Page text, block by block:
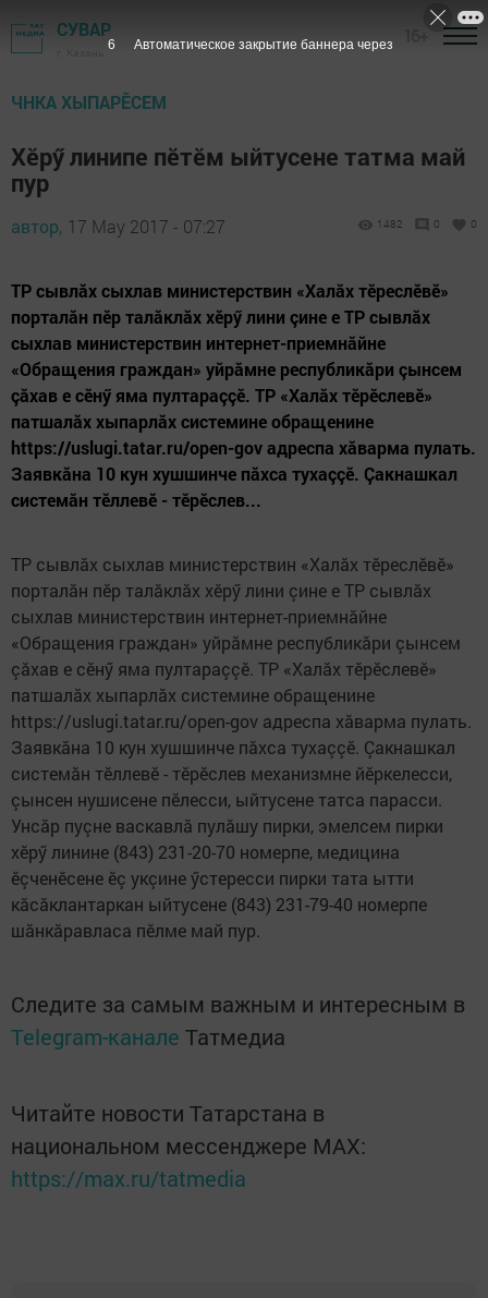
СУВАР
ЧНКА ХЫПАРӖСЕМ
Хӗрӳ линипе пӗтӗм ыйтусене татма май
пур
автор, 17 May 2017 - 07:27 1482 0 0
ТР сывлăх сыхлав министерствин «Халăх тӗреслӗвӗ»
порталăн пӗр талăклăх хӗрӳ лини çине е ТР сывлăх
сыхлав министерствин интернет-приемнăйне
«Обращения граждан» уйрăмне республикăри çынсем
çăхав е сӗнӳ яма пултараççӗ. ТР «Халăх тӗрӗслевӗ»
патшалăх хыпарлăх системине обращенине
https://uslugi.tatar.ru/open-gov адреспа хăварма пулать.
Заявкăна 10 кун хушшинче пăхса тухаççӗ. Çакнашкал
системăн тӗллевӗ - тӗрӗслев...
ТР сывлăх сыхлав министерствин «Халăх тӗреслӗвӗ»
порталăн пӗр талăклăх хӗрӳ лини çине е ТР сывлăх
сыхлав министерствин интернет-приемнăйне
«Обращения граждан» уйрăмне республикăри çынсем
çăхав е сӗнӳ яма пултараççӗ. ТР «Халăх тӗрӗслевӗ»
патшалăх хыпарлăх системине обращенине
https://uslugi.tatar.ru/open-gov адреспа хăварма пулать.
Заявкăна 10 кун хушшинче пăхса тухаççӗ. Çакнашкал
системăн тӗллевӗ - тӗрӗслев механизмне йӗркелесси,
çынсен нушисене пӗлесси, ыйтусене татса парасси.
Унсăр пуçне васкавлă пулăшу пирки, эмелсем пирки
хӗрӳ линине (843) 231-20-70 номерпе, медицина
ӗçченӗсене ӗç укçине ӳстересси пирки тата ытти
кăсăклантаркан ыйтусене (843) 231-79-40 номерпе
шăнкăравласа пӗлме май пур.
Следите за самым важным и интересным в
Telegram-канале Татмедиа
Читайте новости Татарстана в
национальном мессенджере MАХ:
https://max.ru/tatmedia
5 Автоматическое закрытие баннера через